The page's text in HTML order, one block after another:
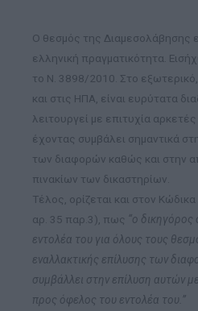
Ο θεσμός της Διαμεσολάβησης
ελληνική πραγματικότητα.
το Ν. 3898/2010. Στο
και στις ΗΠΑ, είναι ευρύτατα
λειτουργεί με επιτυχία
έχοντας συμβάλει σημαντικά
των διαφορών καθώς και στην
πινακίων των δικαστηρίων.
Τέλος, ορίζεται και στον
αρ. 35 παρ.3), πως “ο δικηγόρος
εντολέα του για όλους τους
εναλλακτικής επίλυσης των
συμβάλλει στην επίλυση αυτών
προς όφελος του εντολέα του.”